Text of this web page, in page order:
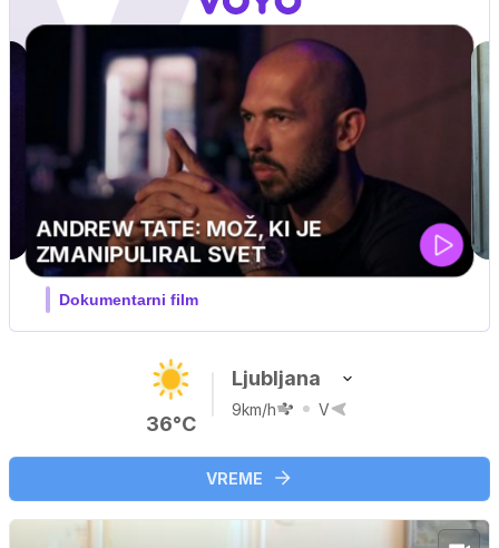
36°C
Ljubljana
9km/h V
VREME